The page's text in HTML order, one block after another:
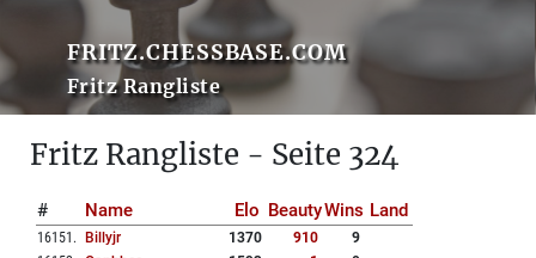
FRITZ.CHESSBASE.COM
Fritz Rangliste
Fritz Rangliste - Seite 324
# Name Elo BeautyWins Land
16151 . Billyjr 1370 910
9